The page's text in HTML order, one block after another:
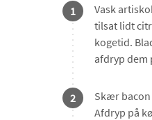
1
Vask
tilsat lidt
kogetid.
afdryp dem
2
Skær bacon
Afdryp på